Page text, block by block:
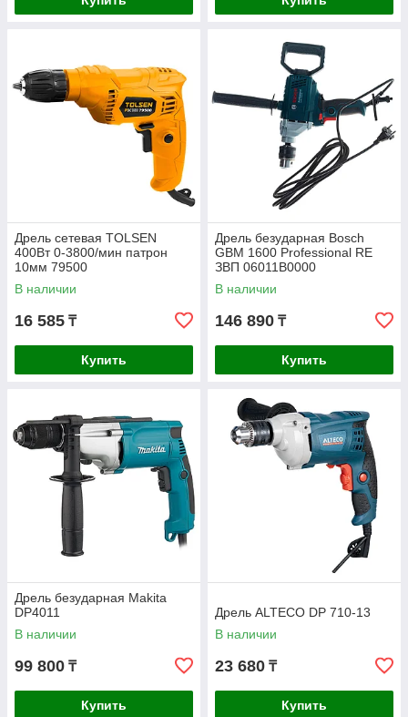
Дрель сетевая TOLSEN
400Вт 0-3800/мин патрон
10мм 79500
В наличии
16 585 ₸
Купить
Дрель безударная Bosch
GBM 1600 Professional RE
ЗВП 06011B0000
В наличии
146 890 ₸
Купить
Дрель безударная Makita
DP4011
В наличии
99 800 ₸
Купить
Дрель ALTECO DP 710-13
В наличии
23 680 ₸
Купить